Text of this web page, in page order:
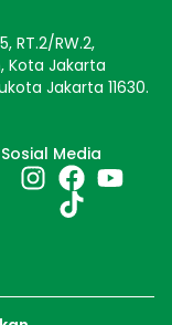
RT.2/RW.2,
Kota Jakarta
Jakarta 11630.
Sosial Media